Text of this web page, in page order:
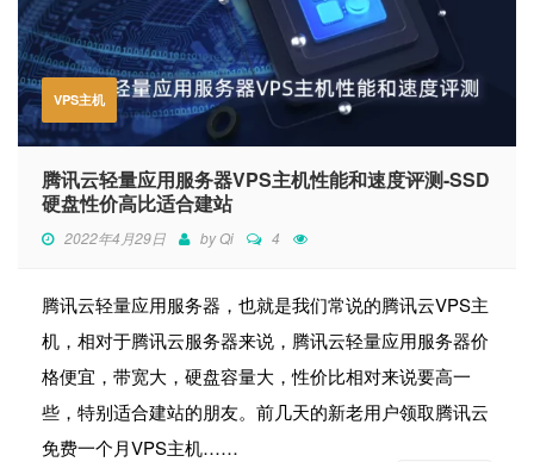
VPS主机
腾讯云轻量应用服务器VPS主机性能和速度评测-SSD
硬盘性价高比适合建站
2022年4月29日 byQi 4
腾讯云轻量应用服务器，也就是我们常说的腾讯云VPS主
机，相对于腾讯云服务器来说，腾讯云轻量应用服务器价
格便宜，带宽大，硬盘容量大，性价比相对来说要高一
些，特别适合建站的朋友。前几天的新老用户领取腾讯云
免费一个月VPS主机……